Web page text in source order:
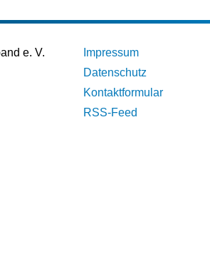
e. V.
Impressum
Datenschutz
Kontaktformular
RSS-Feed